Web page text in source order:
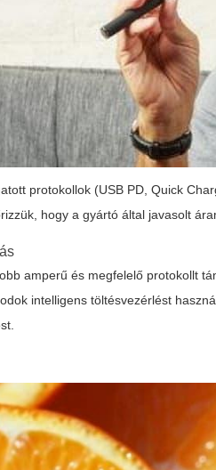
protokollok (USB PD, Quick
hogy a gyártó által javasolt
amperű és megfelelő protokollt
intelligens töltésvezérlést